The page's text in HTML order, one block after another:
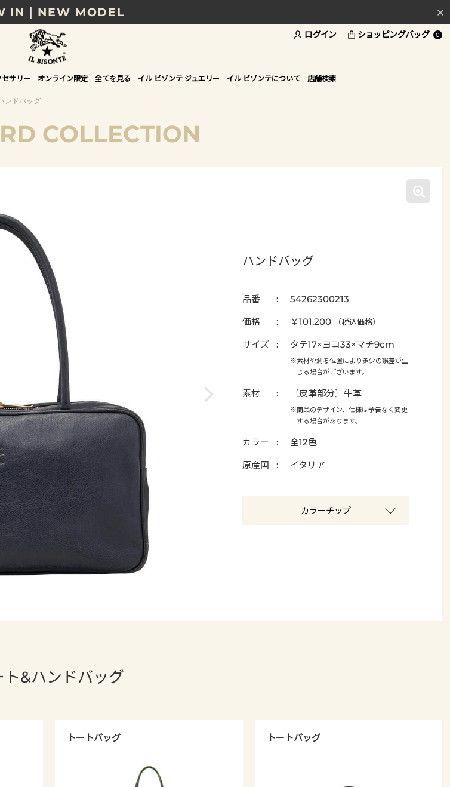
IN｜NEW MODEL
｜税込11,000円以上で送料無料
から選べる、新しいギフトガイド
｜COLOR LEATHER
ログイン ショッピングバッグ 0
セサリー オンライン限定 全てを見る イル ビゾンテ ジュエリー イル ビゾンテについて 店舗検索
ンドバッグ
COLLECTION
ハンドバッグ
品番
54262300213
価格
￥101,200 （税込価格）
サイズ タテ17×ヨコ33×マチ9cm
※素材や測る位置により多少の誤差が生
じる場合がございます。
素材 〔皮革部分〕牛革
※商品のデザイン、仕様は予告なく変更
する場合があります。
カラー
全12色
原産国
イタリア
カラーチップ
ト&ハンドバッグ
トートバッグ トートバッグ